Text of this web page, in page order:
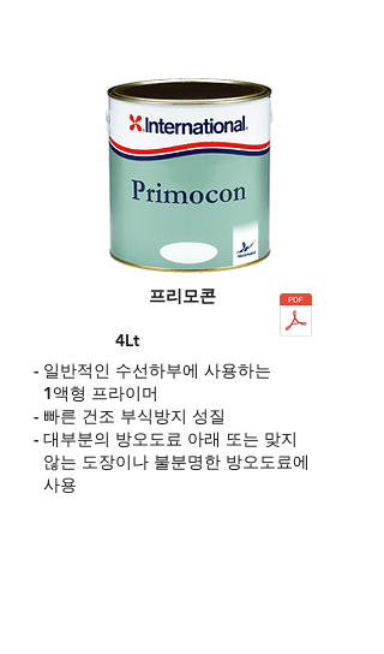
프리모콘
4Lt
- 일반적인 수선하부에 사용하는
1액형 프라이머
- 빠른 건조 부식방지 성질
- 대부분의 방오도료 아래 또는 맞지
않는 도장이나 불분명한 방오도료에
사용